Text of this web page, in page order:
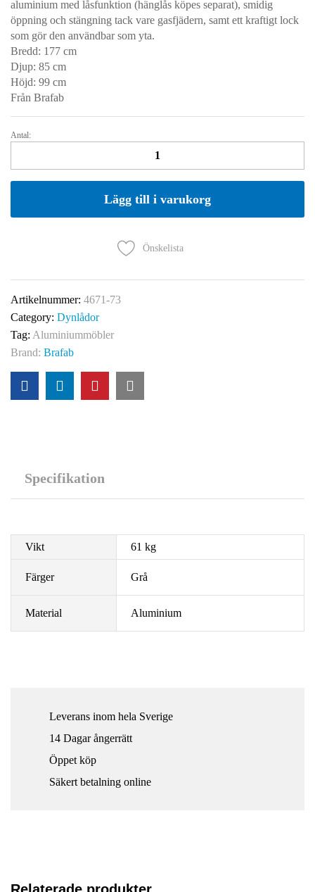
aluminium med låsfunktion (hänglås köpes separat), smidig
öppning och stängning tack vare gasfjädern, samt ett kraftigt lock
som gör den användbar som yta.
Bredd: 177 cm
Djup: 85 cm
Höjd: 99 cm
Från Brafab
HIDE
Antal:
Lägg till i varukorg
Önskelista
Artikelnummer: 4671-73
Category: Dynlådor
Tag: Aluminiummöbler
Brand: Brafab
Specifikation
Vikt 61 kg
Färger Grå
Material Aluminium
Leverans inom hela Sverige
14 Dagar ångerrätt
Öppet köp
Säkert betalning online